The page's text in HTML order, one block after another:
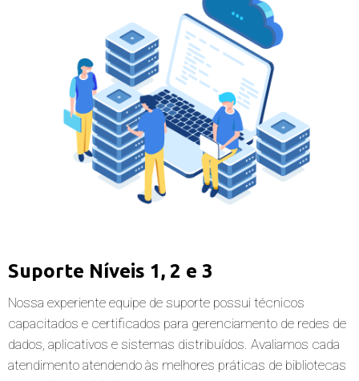
Suporte Níveis 1, 2 e 3
Nossa experiente equipe de suporte possui técnicos
capacitados e certificados para gerenciamento de redes de
dados, aplicativos e sistemas distribuídos. Avaliamos cada
atendimento atendendo às melhores práticas de bibliotecas